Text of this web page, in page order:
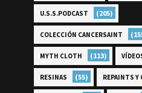
U.S.S.PODCAST (205)
COLECCIÓN CANCERSAINT
MYTH CLOTH (113)
RESINAS (55) REPAINTS Y